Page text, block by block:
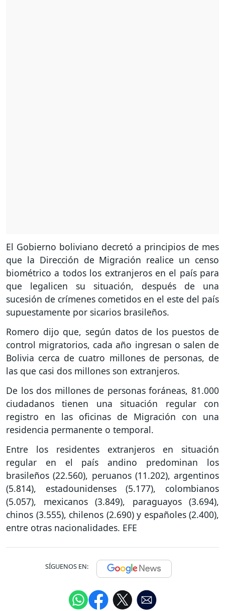
El Gobierno boliviano decretó a principios de mes
que la Dirección de Migración realice un censo
biométrico a todos los extranjeros en el país para
que legalicen su situación, después de una
sucesión de crímenes cometidos en el este del país
supuestamente por sicarios brasileños.
Romero dijo que, según datos de los puestos de
control migratorios, cada año ingresan o salen de
Bolivia cerca de cuatro millones de personas, de
las que casi dos millones son extranjeros.
De los dos millones de personas foráneas, 81.000
ciudadanos tienen una situación regular con
registro en las oficinas de Migración con una
residencia permanente o temporal.
Entre los residentes extranjeros en situación
regular en el país andino predominan los
brasileños (22.560), peruanos (11.202), argentinos
(5.814), estadounidenses (5.177), colombianos
(5.057), mexicanos (3.849), paraguayos (3.694),
chinos (3.555), chilenos (2.690) y españoles (2.400),
entre otras nacionalidades. EFE
SÍGUENOS EN: